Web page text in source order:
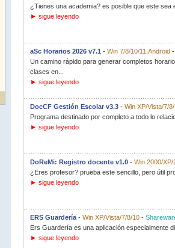
¿Tienes una academia? es posible que este sea
► sigue leyendo
aSc Horarios 2026 v7.1 - Win 7/8/10/11,Android-
Un camino rápido para generar completos
clases en...
► sigue leyendo
DocCF Gestión Escolar v3.3- Win XP/Vista/7/8/
Programa destinado por completo a todo lo
► sigue leyendo
DoReMi: Registro docente v1.0- Win 2000/
¿Eres profesor? prueba este sencillo, pero útil
► sigue leyendo
ERS Guardería- Win XP/Vista/7/8/10-
Ers Guardería es una aplicación especialmente
► sigue leyendo